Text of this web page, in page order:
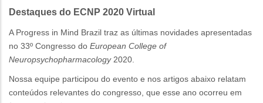
Destaques do ECNP 2020 Virtual
A Progress in Mind Brazil traz as últimas novidades apresentadas
no 33º Congresso do European College of
Neuropsychopharmacology 2020.
Nossa equipe participou do evento e nos artigos abaixo relatam
conteúdos relevantes do congresso, que esse ano ocorreu em